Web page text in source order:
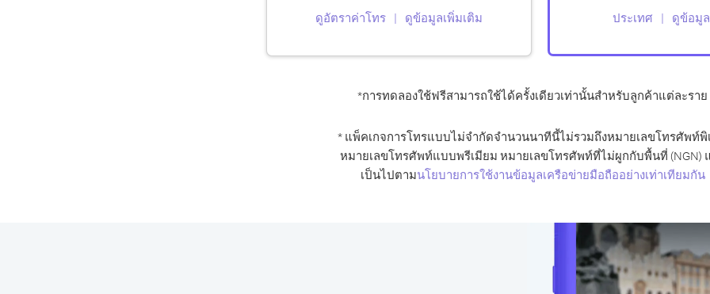
ดูอัตราค่าโทร ดูข้อมูลเพิ่มเติม ประเทศ ดูข้อมู
*การทดลองใช้ฟรีสามารถใช้ได้ครั้งเดียวเท่านั้นสำหรับลูกค้าแต่ละราย
* แพ็คเกจการโทรแบบไม่จำกัดจำนวนนาทีนี้ไม่รวมถึงหมายเลขโทรศัพท์พิ
หมายเลขโทรศัพท์แบบพรีเมียม หมายเลขโทรศัพท์ที่ไม่ผูกกับพื้นที่ (NGN)
เป็นไปตามนโยบายการใช้งานข้อมูลเครือข่ายมือถืออย่างเท่าเทียมกัน